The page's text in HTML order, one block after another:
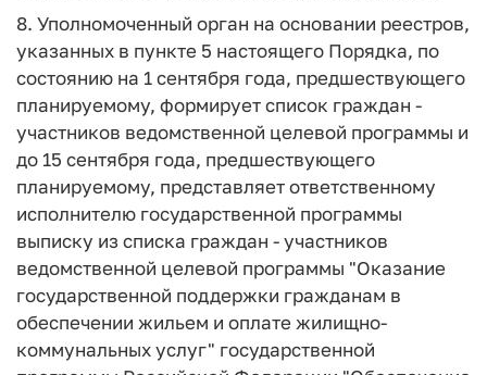
8. Уполномоченный орган на основании реестров,
указанных в пункте 5 настоящего Порядка, по
состоянию на 1 сентября года, предшествующего
планируемому, формирует список граждан -
участников ведомственной целевой программы и
до 15 сентября года, предшествующего
планируемому, представляет ответственному
исполнителю государственной программы
выписку из списка граждан - участников
ведомственной целевой программы "Оказание
государственной поддержки гражданам в
обеспечении жильем и оплате жилищно-
коммунальных услуг" государственной